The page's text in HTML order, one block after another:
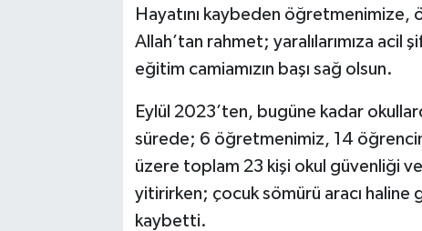
Hayatını kaybeden öğretmenimize,
Allah’tan rahmet; yaralılarımıza acil
eğitim camiamızın başı sağ olsun.
Eylül 2023’ten, bugüne kadar
sürede; 6 öğretmenimiz, 14
üzere toplam 23 kişi okul güvenliği
yitirirken; çocuk sömürü aracı haline
kaybetti.